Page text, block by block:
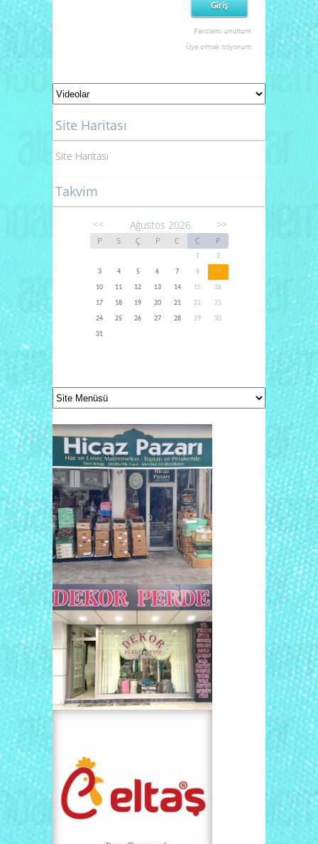
Parolamı unuttum
Üye olmak istiyorum
Site Haritası
Site Haritası
Takvim
<< Ağustos 2026 >>
P S Ç P C C P
1
2
3
4 5 6 7 8
9
10
11 12 13 14 15
16
17
18 19 20 21 22
23
24
25 26 27 28 29
30
31